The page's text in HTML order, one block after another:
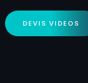
DEVIS VIDEOS